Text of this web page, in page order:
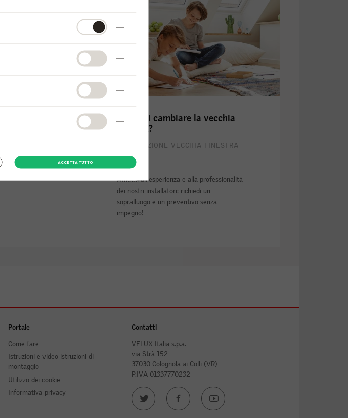
ACCETTA TUTTO
con
E’ ora di cambiare la vecchia
finestra?
SOSTITUZIONE VECCHIA FINESTRA
Affidati all'esperienza e alla professionalità
dei nostri installatori: richiedi un
sopralluogo e un preventivo senza
impegno!
Portale
Come fare
Istruzioni e video istruzioni di
montaggio
Utilizzo dei cookie
Informativa privacy
Contatti
VELUX Italia s.p.a.
via Strà 152
37030 Colognola ai Colli (VR)
P.IVA 01337770232